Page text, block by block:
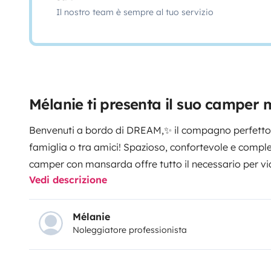
Il nostro team è sempre al tuo servizio
Mélanie ti presenta il suo camper
Benvenuti a bordo di DREAM,✨ il compagno
famiglia o tra amici! Spazioso, confortevole e
camper con mansarda offre tutto il necessario per
darsi fastidio. Con i suoi 7 posti letto e 6 posti sulla
accogliere la vostra tribù per fughe piene di
progettatoDREAM dispone di un ampio salone
ideale per condividere pasti o serate di gioco. I
pratico:- Un letto matrimoniale a mansarda sopra
Vedi descrizione
Mélanie
Noleggiatore professionista